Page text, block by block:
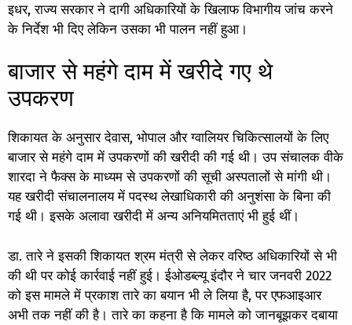
इधर, राज्य सरकार ने दागी अधिकारियों के खिलाफ विभागीय जांच करने
के निर्देश भी दिए लेकिन उसका भी पालन नहीं हुआ।
बाजार से महंगे दाम में खरीदे गए थे
उपकरण
शिकायत के अनुसार देवास, भोपाल और ग्वालियर चिकित्सालयों के लिए
बाजार से महंगे दाम में उपकरणों की खरीदी की गई थी। उप संचालक वीके
शारदा ने फैक्स के माध्यम से उपकरणों की सूची अस्पतालों से मांगी थी।
यह खरीदी संचालनालय में पदस्थ लेखाधिकारी की अनुशंसा के बिना की
गई थी। इसके अलावा खरीदी में अन्य अनियमितताएं भी हुई थीं।
डा. तारे ने इसकी शिकायत श्रम मंत्री से लेकर वरिष्ठ अधिकारियों से भी
की थी पर कोई कार्रवाई नहीं हुई। ईओडब्ल्यू इंदौर ने चार जनवरी 2022
को इस मामले में प्रकाश तारे का बयान भी ले लिया है, पर एफआइआर
अभी तक नहीं की है। तारे का कहना है कि मामले को जानबूझकर दबाया